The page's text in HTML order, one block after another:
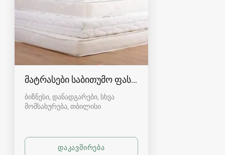
მატრასები საბითუმო ფასად
ბიზნესი, დანადგარები, სხვა
მომსახურება თბილისი